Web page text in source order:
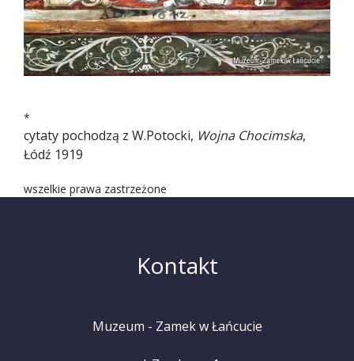
*
cytaty pochodzą z W.Potocki, Wojna Chocimska,
Łódź 1919
wszelkie prawa zastrzeżone
Kontakt
Muzeum - Zamek w Łańcucie